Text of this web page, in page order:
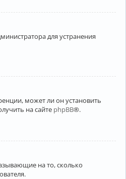
для устранения
может ли он установить
на сайте phpBB®.
на то, сколько